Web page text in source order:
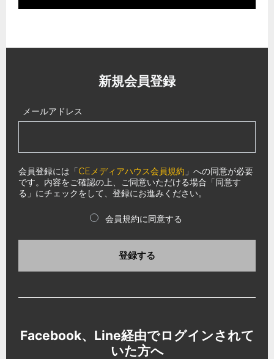
新規会員登録
メールアドレス
会員登録には「CEメディアハウス会員規約 」への同意が必要
です。内容をご確認の上、ご同意いただける場合「同意す
る」にチェックをして、登録にお進みください。
会員規約に同意する
登録する
Facebook、Line経由でログインされて
いた方へ